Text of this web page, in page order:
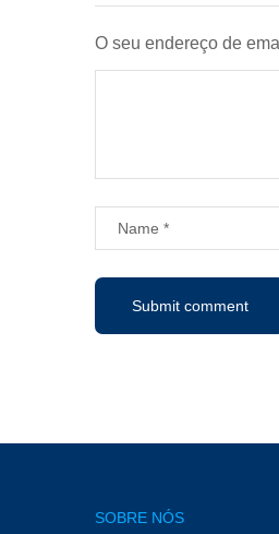
O seu endereço de
SOBRE NÓS